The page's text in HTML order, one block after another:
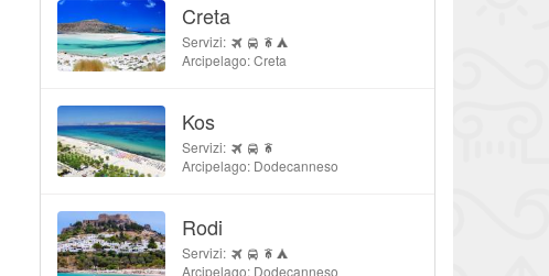
Creta
Servizi:
Arcipelago: Creta
Kos
Servizi:
Arcipelago: Dodecanneso
Rodi
Servizi:
Arcipelago: Dodecanneso